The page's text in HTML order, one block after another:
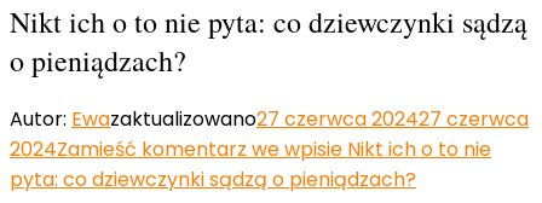
Nikt ich o to nie pyta: co dziewczynki sądzą
o pieniądzach?
Autor: Ewazaktualizowano27 czerwca 202427 czerwca
2024Zamieść komentarz we wpisie Nikt ich o to nie
pyta: co dziewczynki sądzą o pieniądzach?